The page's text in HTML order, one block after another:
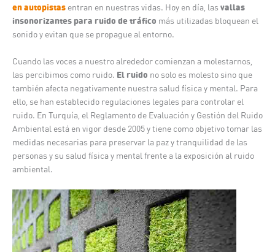
en autopistas entran en nuestras vidas. Hoy en día, las vallas
insonorizantes para ruido de tráfico más utilizadas bloquean el
sonido y evitan que se propague al entorno.
Cuando las voces a nuestro alrededor comienzan a molestarnos,
las percibimos como ruido. El ruido no solo es molesto sino que
también afecta negativamente nuestra salud física y mental. Para
ello, se han establecido regulaciones legales para controlar el
ruido. En Turquía, el Reglamento de Evaluación y Gestión del Ruido
Ambiental está en vigor desde 2005 y tiene como objetivo tomar las
medidas necesarias para preservar la paz y tranquilidad de las
personas y su salud física y mental frente a la exposición al ruido
ambiental.